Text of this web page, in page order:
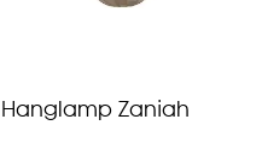
Hanglamp Zaniah